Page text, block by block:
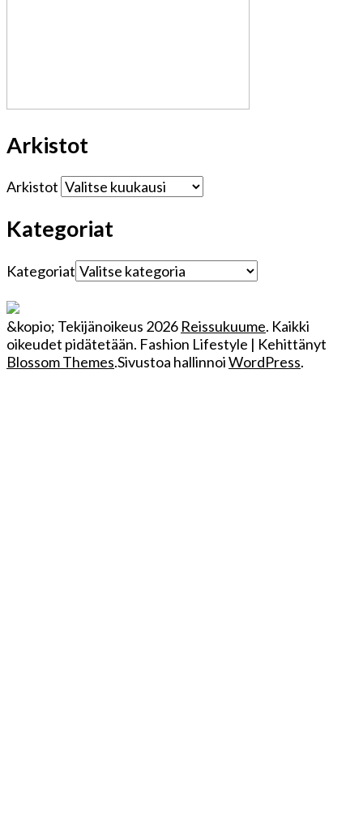
Arkistot
Arkistot
Kategoriat
Kategoriat
&kopio; Tekijänoikeus 2026 Reissukuume. Kaikki
oikeudet pidätetään. Fashion Lifestyle | Kehittänyt
Blossom Themes.Sivustoa hallinnoiWordPress.